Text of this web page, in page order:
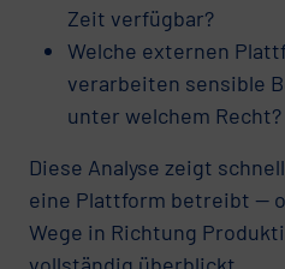
Zeit verfügbar?
Welche externen
verarbeiten sensible
unter welchem Recht?
Diese Analyse zeigt
eine Plattform betreibt —
Wege in Richtung